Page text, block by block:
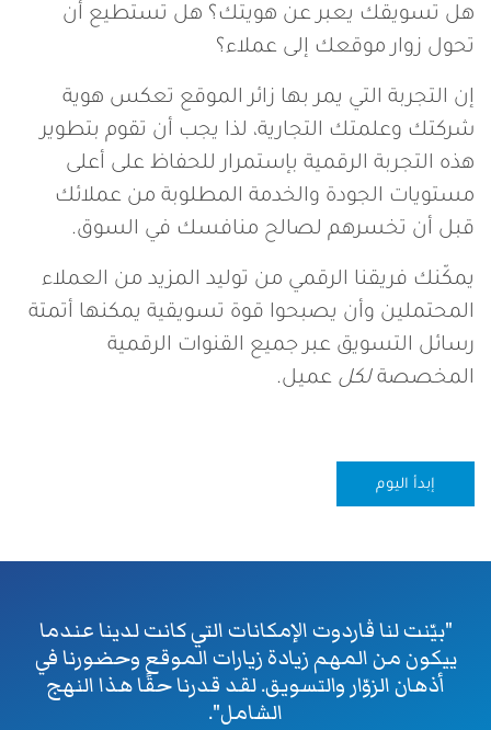
هل تسويقك يعبر عن هويتك؟ هل تستطيع أن
تحول زوار موقعك إلى عملاء؟
إن التجربة التي يمر بها زائر الموقع تعكس هوية
شركتك وعلمتك التجارية، لذا يجب أن تقوم بتطوير
هذه التجربة الرقمية بإستمرار للحفاظ على أعلى
مستويات الجودة والخدمة المطلوبة من عملائك
قبل أن تخسرهم لصالح منافسك في السوق.
يمكّنك فريقنا الرقمي من توليد المزيد من العملاء
المحتملين وأن يصبحوا قوة تسويقية يمكنها أتمتة
رسائل التسويق عبر جميع القنوات الرقمية
المخصصةلكل عميل.
إبدأ اليوم
"بيّنت لنا ڤاردوت الإمكانات التي كانت لدينا عندما
ييكون من المهم زيادة زيارات الموقع وحضورنا في
أذهان الزوّار والتسويق. لقد قدرنا حقًا هذا النهج
الشامل".